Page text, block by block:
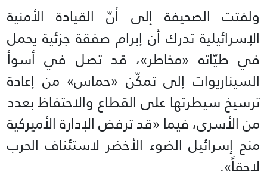
ولفتت الصحيفة إلى أنّ القيادة الأمنية
الإسرائيلية تدرك أن إبرام صفقة جزئية يحمل
في طيّاته «مخاطر»، قد تصل في أسوأ
السيناريوات إلى تمكّن «حماس» من إعادة
ترسيخ سيطرتها على القطاع والاحتفاظ بعدد
من الأسرى، فيما «قد ترفض الإدارة الأميركية
منح إسرائيل الضوء الأخضر لاستئناف الحرب
لاحقاً».